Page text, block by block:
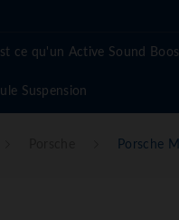
ce qu'un Active Sound
Suspension
Porsche